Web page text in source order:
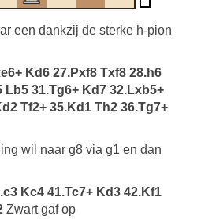
een dankzij de sterke h-pion
Kd6 27.Pxf8 Txf8 28.h6
Lb5 31.Tg6+ Kd7 32.Lxb5+
Tf2+ 35.Kd1 Th2 36.Tg7+
wil naar g8 via g1 en dan
Kc4 41.Tc7+ Kd3 42.Kf1
Zwart gaf op